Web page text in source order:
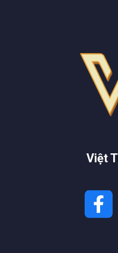
tin cậy trong suốt
Top máy thủy
Việt